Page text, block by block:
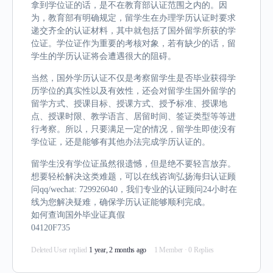
拿到学位证的话，是不在教育部认证范围之内的。因
为，教育部有明确规定，留学生在办理学历认证时要求
递交齐全的认证材料，其中就包括了国外留学所获的学
位证。学位证作为重要的考核对象，若有缺少的话，留
学生的学历认证将会遭遇很大的阻碍。
当然，国外学历认证不仅是考察留学生是否毕业获得学
历学位的真实性以及有效性，还会对留学生国外留学的
留学方式、授课目标、授课方式、授予标准、授课地
点、授课时限、教学语言、居留时间、签证类型等等进
行考察。所以，只要满足一定的情况，留学生即使没有
学位证，还是能够有其他办法完成学历认证的。
留学生没有学位证虽然很遗憾，但是绝不要轻言放弃。
想要轻松解决这类难题，可以在线咨询弘扬海归认证顾
问qq/wechat: 729926040，我们专业的认证顾问24小时在
线为您解决疑难，确保学历认证能够顺利完成。
如何查询国外毕业证真假
04120F735
Deleted User replied 1 year, 2 months ago 1 Member · 0 Replies